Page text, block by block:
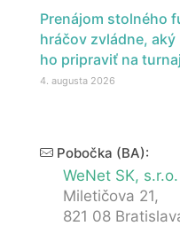
Prenájom stolného
hráčov zvládne,
ho pripraviť na turnaj
4. augusta 2026
Pobočka (BA):
WeNet SK, s.r.o.
Miletičova 21,
821 08